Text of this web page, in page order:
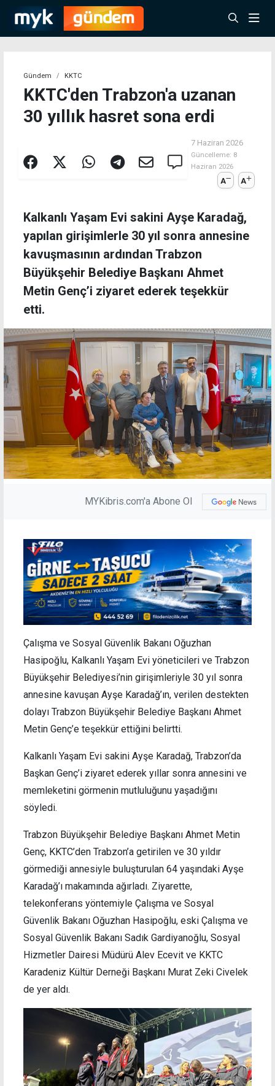
Gündem KKTC
KKTC'den Trabzon'a uzanan
30 yıllık hasret sona erdi
7 Haziran 2026
Güncelleme: 8
Haziran 2026
A A
Kalkanlı Yaşam Evi sakini Ayşe Karadağ,
yapılan girişimlerle 30 yıl sonra annesine
kavuşmasının ardından Trabzon
Büyükşehir Belediye Başkanı Ahmet
Metin Genç’i ziyaret ederek teşekkür
etti.
MYKibris.com'a Abone Ol
Çalışma ve Sosyal Güvenlik Bakanı Oğuzhan
Hasipoğlu, Kalkanlı Yaşam Evi yöneticileri ve Trabzon
Büyükşehir Belediyesi’nin girişimleriyle 30 yıl sonra
annesine kavuşan Ayşe Karadağ’ın, verilen destekten
dolayı Trabzon Büyükşehir Belediye Başkanı Ahmet
Metin Genç’e teşekkür ettiğini belirtti.
Kalkanlı Yaşam Evi sakini Ayşe Karadağ, Trabzon’da
Başkan Genç’i ziyaret ederek yıllar sonra annesini ve
memleketini görmenin mutluluğunu yaşadığını
söyledi.
Trabzon Büyükşehir Belediye Başkanı Ahmet Metin
Genç, KKTC’den Trabzon’a getirilen ve 30 yıldır
görmediği annesiyle buluşturulan 64 yaşındaki Ayşe
Karadağ’ı makamında ağırladı. Ziyarette,
telekonferans yöntemiyle Çalışma ve Sosyal
Güvenlik Bakanı Oğuzhan Hasipoğlu, eski Çalışma ve
Sosyal Güvenlik Bakanı Sadık Gardiyanoğlu, Sosyal
Hizmetler Dairesi Müdürü Alev Ecevit ve KKTC
Karadeniz Kültür Derneği Başkanı Murat Zeki Civelek
de yer aldı.